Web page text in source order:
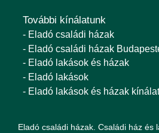
További kínálatunk
- Eladó családi házak
- Eladó családi házak
- Eladó lakások és házak
- Eladó lakások
- Eladó lakások és házak
Eladó családi házak. Családi ház és